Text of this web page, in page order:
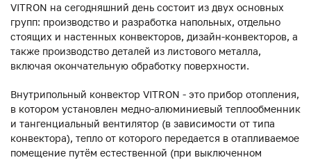
VITRON на сегодняшний день состоит из двух основных
групп: производство и разработка напольных, отдельно
стоящих и настенных конвекторов, дизайн-конвекторов, а
также производство деталей из листового металла,
включая окончательную обработку поверхности.
Внутрипольный конвектор VITRON - это прибор отопления,
в котором установлен медно-алюминиевый теплообменник
и тангенциальный вентилятор (в зависимости от типа
конвектора), тепло от которого передается в отапливаемое
помещение путём естественной (при выключенном